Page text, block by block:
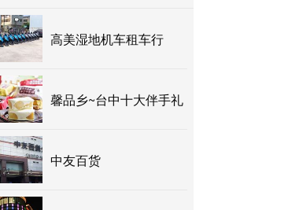
高美湿地机车租车行
馨品乡~台中十大伴手礼
中友百货